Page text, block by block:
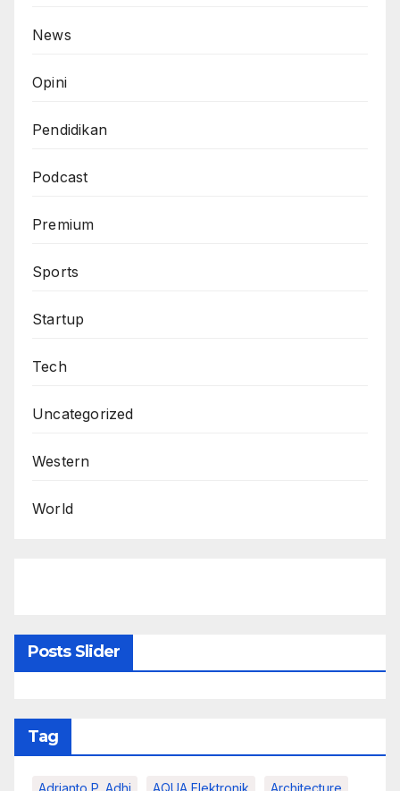
News
Opini
Pendidikan
Podcast
Premium
Sports
Startup
Tech
Uncategorized
Western
World
Posts Slider
Tag
Adrianto P. Adhi AQUA Elektronik Architecture